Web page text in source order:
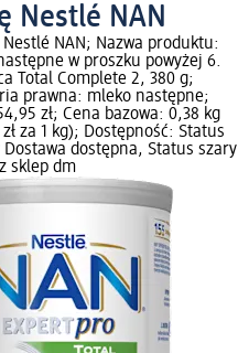
Nestlé NAN
Nestlé NAN; Nazwa produktu:
w proszku powyżej 6.
Total Complete 2, 380 g;
prawna: mleko następne;
zł; Cena bazowa: 0,38 kg
zł za 1 kg); Dostępność: Status
dostępna, Status szary
sklep dm